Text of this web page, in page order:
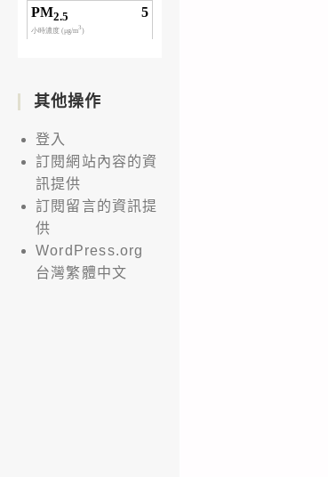
其他操作
登入
訂閱網站內容的資
訊提供
訂閱留言的資訊提
供
WordPress.org
台灣繁體中文